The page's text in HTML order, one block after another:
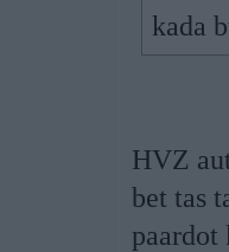
kada
HVZ
bet tas
paardot